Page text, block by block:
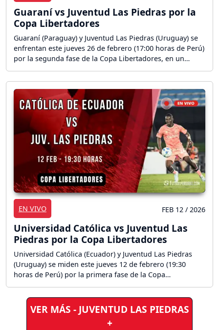
Guaraní vs Juventud Las Piedras por la
Copa Libertadores
Guaraní (Paraguay) y Juventud Las Piedras (Uruguay) se
enfrentan este jueves 26 de febrero (17:00 horas de Perú)
por la segunda fase de la Copa Libertadores, en un
EN VIVO FEB 12 / 2026
Universidad Católica vs Juventud Las
Piedras por la Copa Libertadores
Universidad Católica (Ecuador) y Juventud Las Piedras
(Uruguay) se miden este jueves 12 de febrero (19:30
horas de Perú) por la primera fase de la Copa
Libertadores, en un duelo que tendrá lugar en el estadio
Olímpico Atahualpa de Quito.. ¡Sigue aquí la reacción en
vivo del partido!
VER MÁS - JUVENTUD LAS PIEDRAS
+